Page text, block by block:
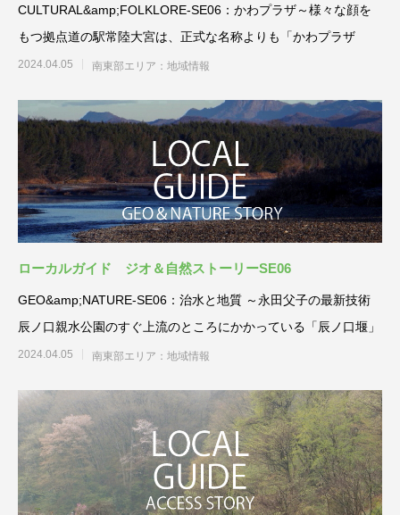
CULTURAL&amp;FOLKLORE-SE06：かわプラザ～様々な顔を
もつ拠点道の駅常陸大宮は、正式な名称よりも「かわプラザ
2024.04.05 南東部エリア：地域情報
ローカルガイド ジオ＆自然ストーリーSE06
GEO&amp;NATURE-SE06：治水と地質 ～永田父子の最新技術
辰ノ口親水公園のすぐ上流のところにかかっている「辰ノ口堰」
2024.04.05 南東部エリア：地域情報